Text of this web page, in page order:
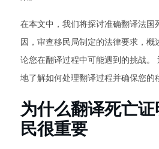
在本文中，我们将探讨准确翻译法国
因，审查移民局制定的法律要求，概
论您在翻译过程中可能遇到的挑战。
地了解如何处理翻译过程并确保您的
为什么翻译死亡
民很重要